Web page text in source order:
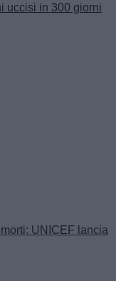
uccisi in 300 giorni
UNICEF lancia